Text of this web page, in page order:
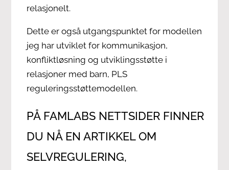
relasjonelt.
Dette er også utgangspunktet for modellen
jeg har utviklet for kommunikasjon,
konfliktløsning og utviklingsstøtte i
relasjoner med barn, PLS
reguleringsstøttemodellen.
PÅ FAMLABS NETTSIDER FINNER
DU NÅ EN ARTIKKEL OM
SELVREGULERING,